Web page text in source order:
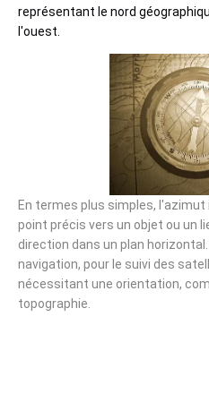
représentant le nord
l'ouest.
En termes plus simples,
point précis vers un objet ou un
direction dans un plan
navigation, pour le suivi des
nécessitant une orientation,
topographie.